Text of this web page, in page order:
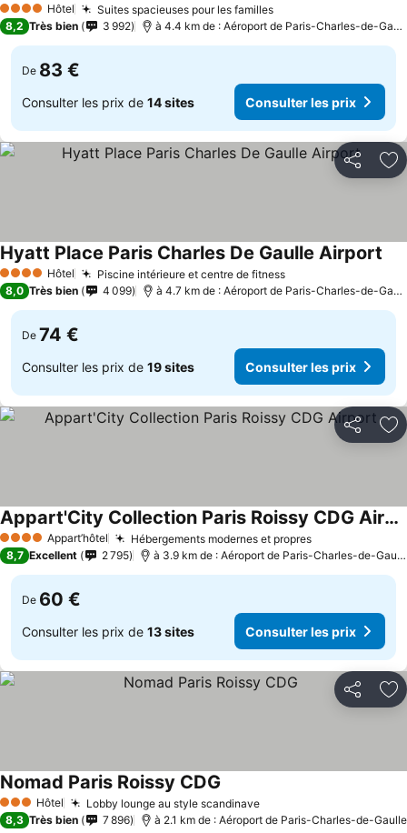
4 Étoiles Hôtel Suites spacieuses pour les familles
8,2 Très bien 3 992 à 4.4 km de : Aéroport de Paris-Charles-de-Gaulle
De 83 €
Consulter les prix de 14 sites Consulter les prix
Partager
4 Étoiles Hôtel Piscine intérieure et centre de fitness
Hyatt Place Paris Charles De Gaulle Airport
8,0 Très bien 4 099 à 4.7 km de : Aéroport de Paris-Charles-de-Gaulle
De 74 €
Consulter les prix de 19 sites Consulter les prix
Partager
4 Étoiles Appart’hôtel Hébergements modernes et propres
Appart'City Collection Paris Roissy CDG Airport
8,7 Excellent 2 795 à 3.9 km de : Aéroport de Paris-Charles-de-Gaulle
De 60 €
Consulter les prix de 13 sites Consulter les prix
Partager
3 ÉtoilesHôtel Lobby lounge au style scandinave
Nomad Paris Roissy CDG
8,3 Très bien 7 896 à 2.1 km de : Aéroport de Paris-Charles-de-Gaulle